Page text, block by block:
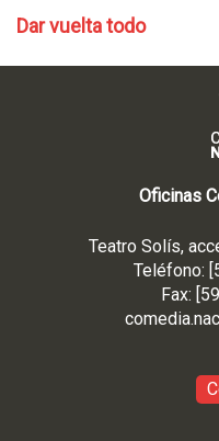
Dar vuelta todo
Oficinas
Teatro Solís,
Teléfono:
Fax: